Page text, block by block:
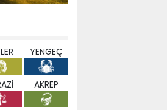
YENGEÇ
AKREP